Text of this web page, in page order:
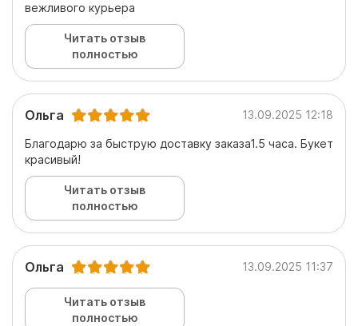
вежливого курьера
Читать отзыв
полностью
Ольга 13.09.2025 12:18
Благодарю за быструю доставку заказа1.5 часа. Букет
красивый!
Читать отзыв
полностью
Ольга 13.09.2025 11:37
Читать отзыв
полностью